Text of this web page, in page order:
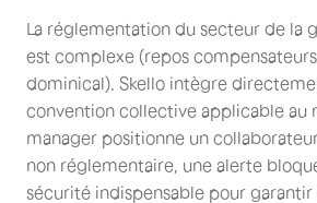
La réglementation du secteur de la
est complexe (repos
dominical). Skello intègre
convention collective applicable au
manager positionne un
non réglementaire, une alerte
sécurité indispensable pour